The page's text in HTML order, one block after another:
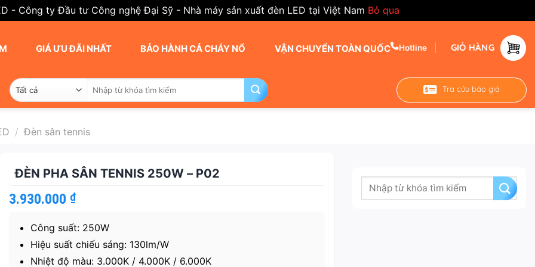
- Công ty Đầu tư Công nghệ Đại Sỹ - Nhà máy sản xuất đèn LED tại Việt Nam Bỏ qua
GIÁ ƯU ĐÃI NHẤT BẢO HÀNH CẢ CHÁY NỔ VẬN CHUYỂN TOÀN QUỐC Hotline GIỎ HÀNG
kiếm:
Tra cứu báo giá
/ Đèn sân tennis
ĐÈN PHA SÂN TENNIS 250W – P02
3.930.000 ₫
Công suất: 250W
Hiệu suất chiếu sáng: 130lm/W
Nhiệt độ màu: 3.000K / 4.000K / 6.000K